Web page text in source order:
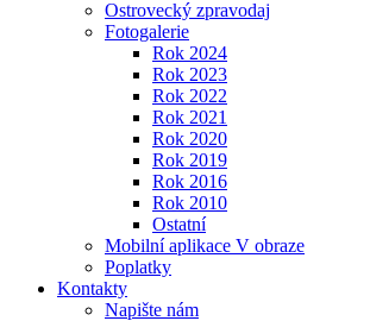
Ostrovecký zpravodaj
Fotogalerie
Rok 2024
Rok 2023
Rok 2022
Rok 2021
Rok 2020
Rok 2019
Rok 2016
Rok 2010
Ostatní
Mobilní aplikace V obraze
Poplatky
Kontakty
Napište nám